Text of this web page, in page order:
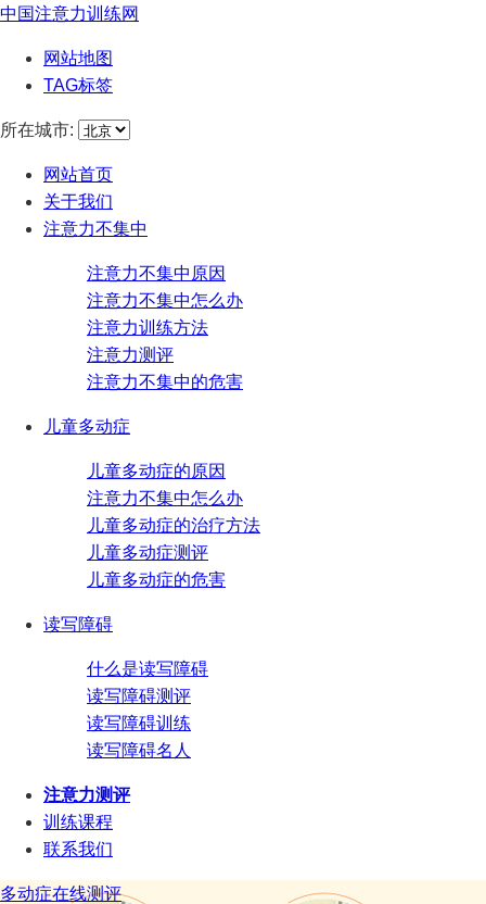
中国注意力训练网
网站地图
TAG标签
所在城市:
网站首页
关于我们
注意力不集中
注意力不集中原因
注意力不集中怎么办
注意力训练方法
注意力测评
注意力不集中的危害
儿童多动症
儿童多动症的原因
注意力不集中怎么办
儿童多动症的治疗方法
儿童多动症测评
儿童多动症的危害
读写障碍
什么是读写障碍
读写障碍测评
读写障碍训练
读写障碍名人
注意力测评
训练课程
联系我们
多动症在线测评